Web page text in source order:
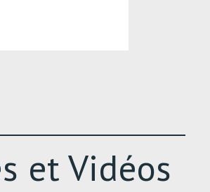
et Vidéos